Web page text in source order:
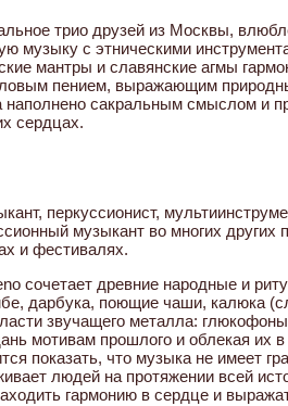
трио друзей из Москвы,
музыку с этническими
мантры и славянские агмы
пением, выражающим
наполнено сакральным смыслом и
сердцах.
перкуссионист,
музыкант во многих других
и фестивалях.
сочетает древние народные и
дарбука, поющие чаши, калюка
звучащего металла:
мотивам прошлого и облекая
показать, что музыка не имеет
людей на протяжении всей
гармонию в сердце и